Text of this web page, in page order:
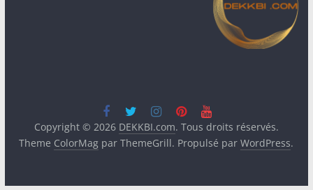
Copyright © 2026 DEKKBI.com. Tous droits réservés.
Theme ColorMag par ThemeGrill. Propulsé parWordPress.